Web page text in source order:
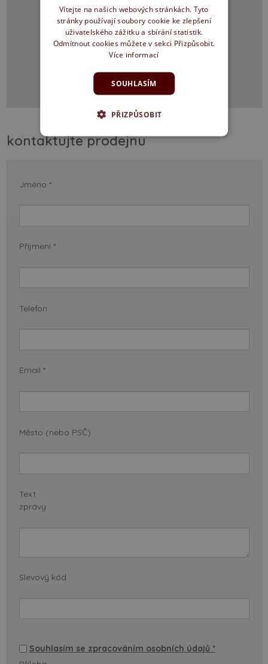
kontaktujte prodejnu
Jméno *
Příjmení *
Telefon
Email *
Město (nebo PSČ)
Text
zprávy
Slevový kód
Souhlasím se zpracováním osobních údajů *
Vítejte na našich webových stránkách. Tyto
stránky používají soubory cookie ke zlepšení
uživatelského zážitku a sbírání statistik.
Odmítnout cookies můžete v sekci Přizpůsobit.
Více informací
SOUHLASÍM
PŘIZPŮSOBIT